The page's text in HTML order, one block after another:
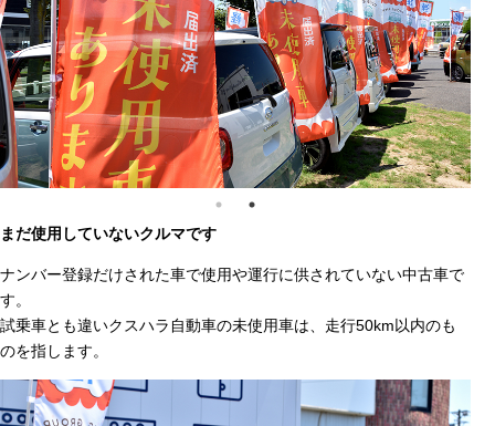
まだ使用していないクルマです
ナンバー登録だけされた車で使用や運行に供されていない中古車で
す。
試乗車とも違いクスハラ自動車の未使用車は、走行50km以内のも
のを指します。